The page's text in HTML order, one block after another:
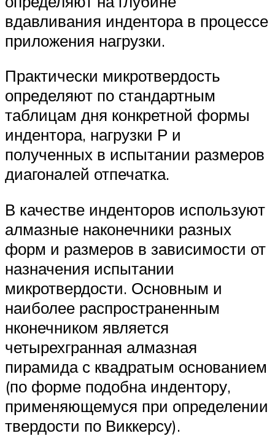
вдавливания индентора в процессе
приложения нагрузки.
Практически микротвердость
определяют по стандартным
таблицам дня конкретной формы
индентора, нагрузки Р и
полученных в испытании размеров
диагоналей отпечатка.
В качестве инденторов используют
алмазные наконечники разных
форм и размеров в зависимости от
назначения испытании
микротвердости. Основным и
наиболее распространенным
нконечником является
четырехгранная алмазная
пирамида с квадратым основанием
(по форме подобна индентору,
применяющемуся при определении
твердости по Виккерсу).